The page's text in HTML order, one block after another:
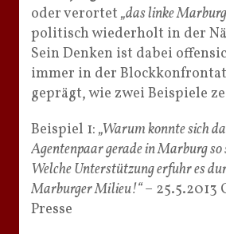
oder verortet „das linke
politisch wiederholt in der
Sein Denken ist dabei
immer in der
geprägt, wie zwei Beispiele
Beispiel 1: „Warum konnte sich
Agentenpaar gerade in Marburg so
Welche Unterstützung erfuhr es
Marburger Milieu!“– 25.5.2013
Presse